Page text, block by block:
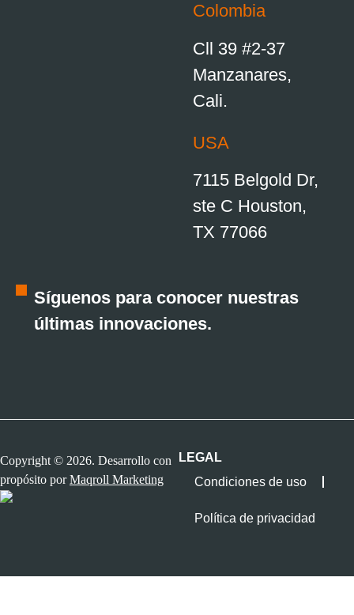
Colombia
Cll 39 #2-37
Manzanares,
Cali.
USA
7115 Belgold Dr,
ste C Houston,
TX 77066
Síguenos para conocer nuestras
últimas innovaciones.
Copyright © 2026. Desarrollo con
propósito porMaqroll Marketing
LEGAL
Condiciones de uso
Política de privacidad